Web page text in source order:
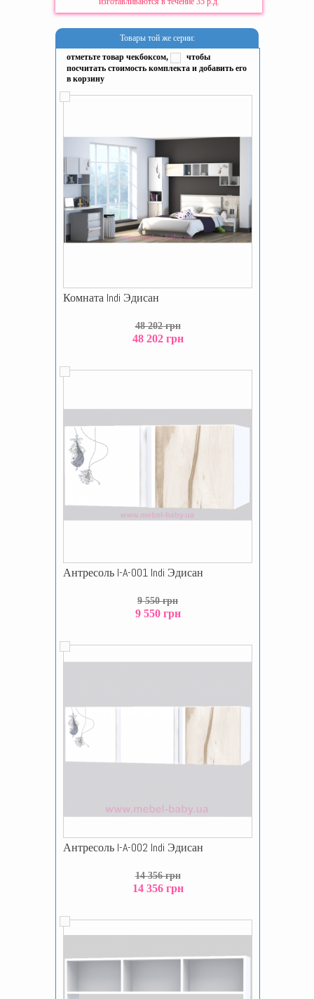
Товары той же серии:
отметьте товар чекбоксом,
чтобы
посчитать стоимость комплекта и добавить его
в корзину
Комната Indi Эдисан
48 202 грн
48 202 грн
Антресоль I-A-001 Indi Эдисан
9 550 грн
9 550 грн
Антресоль I-A-002 Indi Эдисан
14 356 грн
14 356 грн